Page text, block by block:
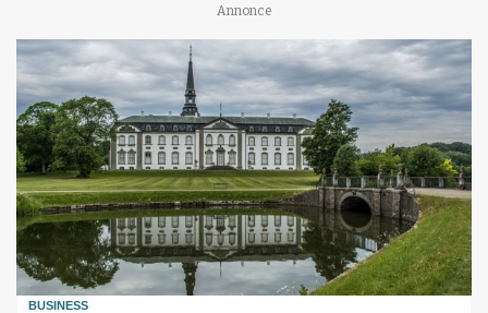
Annonce
BUSINESS